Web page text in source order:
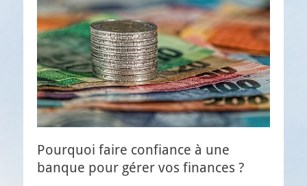
Pourquoi faire confiance à une
banque pour gérer vos finances ?